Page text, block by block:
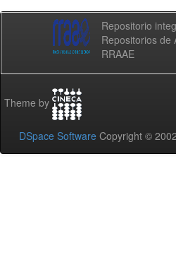
Repositorio
Repositorios de
RRAAE
Theme by
DSpace Software Copyright ©